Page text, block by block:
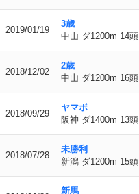
2019/01/19
3歳
中山 ダ1200m 14頭
2018/12/02
2歳
中山 ダ1200m 16頭
2018/09/29
ヤマボ
阪神 ダ1400m 13頭
2018/07/28
未勝利
新潟 ダ1200m 15頭
新馬